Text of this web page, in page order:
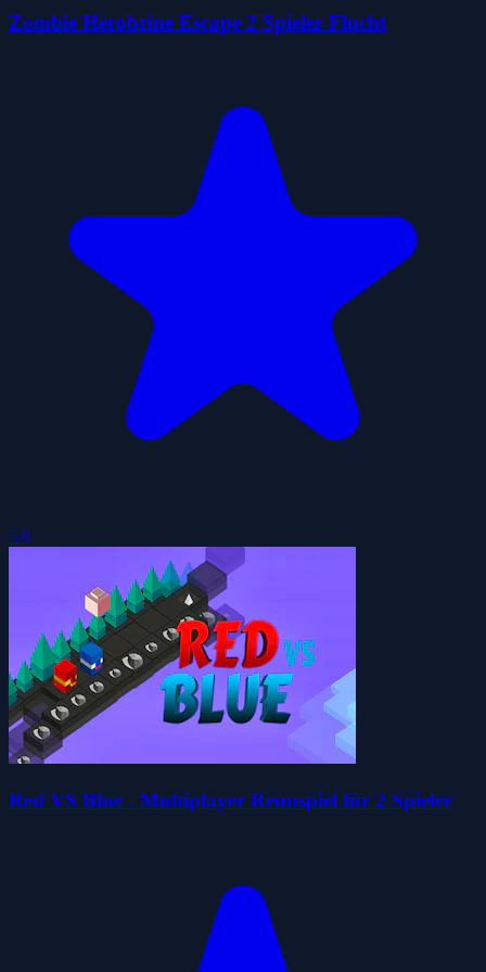
Zombie Herobrine Escape 2 Spieler Flucht
5.0
Red VS Blue - Multiplayer Rennspiel für 2 Spieler